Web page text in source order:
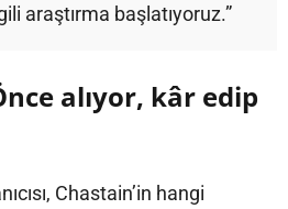
araştırma başlatıyoruz.”
alıyor, kâr edip
Chastain’in hangi